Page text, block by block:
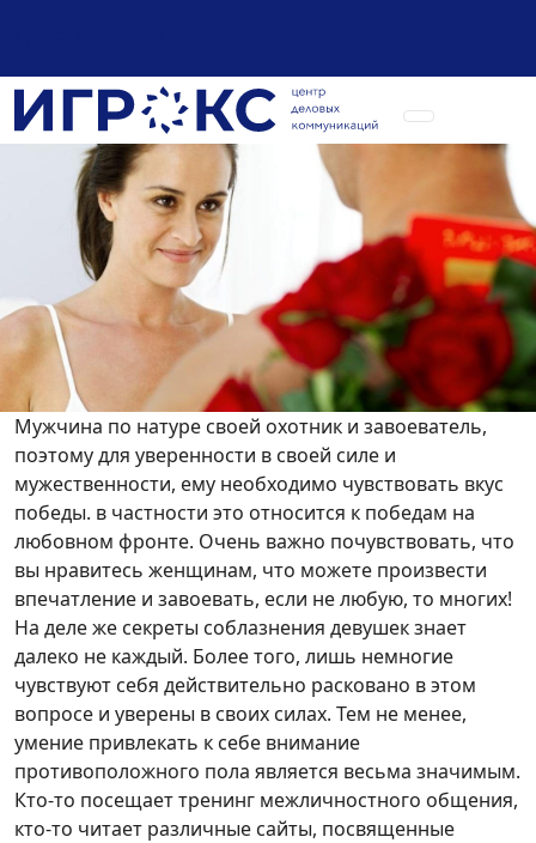
Мужчина по натуре своей охотник и завоеватель,
поэтому для уверенности в своей силе и
мужественности, ему необходимо чувствовать вкус
победы. в частности это относится к победам на
любовном фронте. Очень важно почувствовать, что
вы нравитесь женщинам, что можете произвести
впечатление и завоевать, если не любую, то многих!
На деле же секреты соблазнения девушек знает
далеко не каждый. Более того, лишь немногие
чувствуют себя действительно расковано в этом
вопросе и уверены в своих силах. Тем не менее,
умение привлекать к себе внимание
противоположного пола является весьма значимым.
Кто-то посещает тренинг межличностного общения,
кто-то читает различные сайты, посвященные